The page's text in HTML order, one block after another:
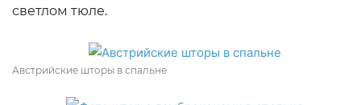
светлом тюле.
Австрийские шторы в спальне